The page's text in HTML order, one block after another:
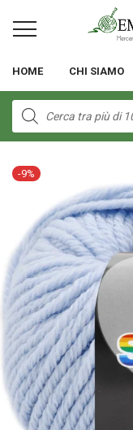
HOME CHI SIAMO
Products
search
-9%